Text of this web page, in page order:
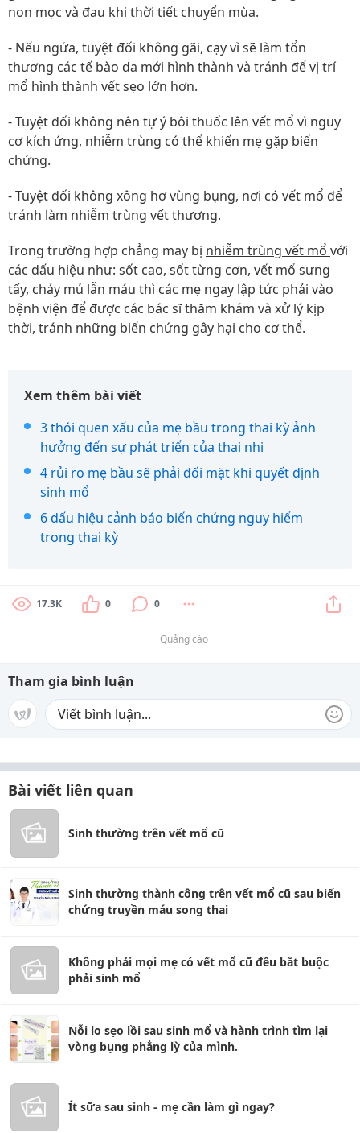
non mọc và đau khi thời tiết chuyển mùa.
- Nếu ngứa, tuyệt đối không gãi, cạy vì sẽ làm tổn
thương các tế bào da mới hình thành và tránh để vị trí
mổ hình thành vết sẹo lớn hơn.
- Tuyệt đối không nên tự ý bôi thuốc lên vết mổ vì nguy
cơ kích ứng, nhiễm trùng có thể khiến mẹ gặp biến
chứng.
- Tuyệt đối không xông hơ vùng bụng, nơi có vết mổ để
tránh làm nhiễm trùng vết thương.
Trong trường hợp chẳng may bị nhiễm trùng vết mổ với
các dấu hiệu như: sốt cao, sốt từng cơn, vết mổ sưng
tấy, chảy mủ lẫn máu thì các mẹ ngay lập tức phải vào
bệnh viện để được các bác sĩ thăm khám và xử lý kịp
thời, tránh những biến chứng gây hại cho cơ thể.
Xem thêm bài viết
3 thói quen xấu của mẹ bầu trong thai kỳ ảnh
hưởng đến sự phát triển của thai nhi
4 rủi ro mẹ bầu sẽ phải đối mặt khi quyết định
sinh mổ
6 dấu hiệu cảnh báo biến chứng nguy hiểm
trong thai kỳ
17.3K 0 0
Quảng cáo
Tham gia bình luận
Bài viết liên quan
Sinh thường trên vết mổ cũ
Sinh thường thành công trên vết mổ cũ sau biến
chứng truyền máu song thai
Không phải mọi mẹ có vết mổ cũ đều bắt buộc
phải sinh mổ
Nỗi lo sẹo lồi sau sinh mổ và hành trình tìm lại
vòng bụng phẳng lỳ của mình.
Ít sữa sau sinh - mẹ cần làm gì ngay?